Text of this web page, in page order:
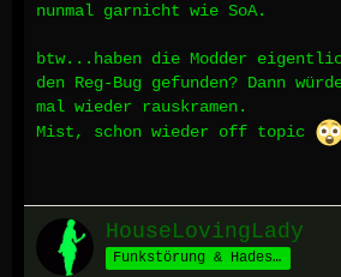
nunmal garnicht wie SoA.
btw...haben die Modder
den Reg-Bug gefunden? Dann
mal wieder rauskramen.
Mist, schon wieder off topic
HouseLovingLady
Funkstörung & Hades' Schäfchen *määäh*